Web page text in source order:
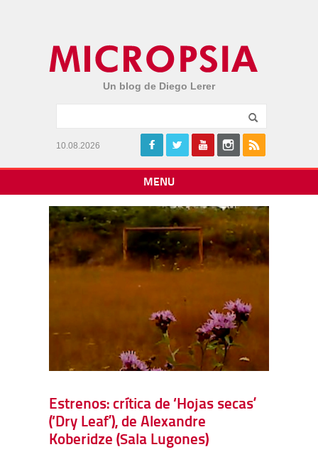
Un blog de Diego Lerer
10.08.2026
MENU
Estrenos: crítica de ‘Hojas secas’
(‘Dry Leaf’), de Alexandre
Koberidze (Sala Lugones)